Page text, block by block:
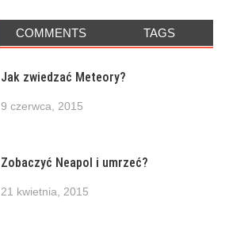
COMMENTS TAGS
Jak zwiedzać Meteory?
9 czerwca, 2015
Zobaczyć Neapol i umrzeć?
21 kwietnia, 2015